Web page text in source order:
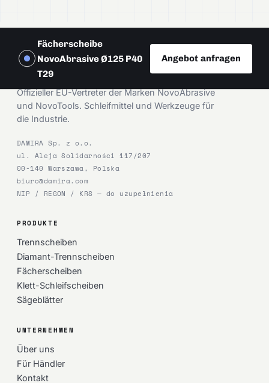
Fächerscheibe
NovoAbrasive Ø125 P40
T29
Angebot anfragen
DAMIRA
Offizieller EU-Vertreter der Marken NovoAbrasive
und NovoTools. Schleifmittel und Werkzeuge für
die Industrie.
DAMIRA Sp. z o.o.
ul. Aleja Solidarności 117/207
00-140 Warszawa, Polska
biuro@damira.com
NIP / REGON / KRS — do uzupełnienia
PRODUKTE
Trennscheiben
Diamant-Trennscheiben
Fächerscheiben
Klett-Schleifscheiben
Sägeblätter
UNTERNEHMEN
Über uns
Für Händler
Kontakt